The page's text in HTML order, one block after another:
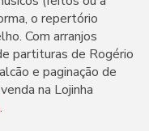
o repertório
Com arranjos
partituras de Rogério
e paginação de
na Lojinha
.